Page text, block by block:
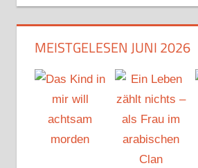
MEISTGELESEN JUNI 2026